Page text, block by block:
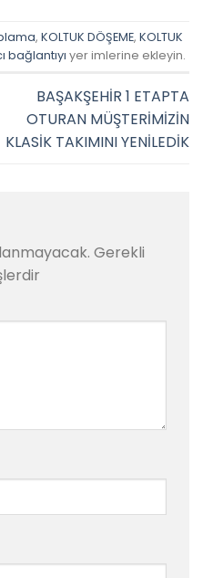
, KOLTUK DÖŞEME, KOLTUK
bağlantıyı yer imlerine ekleyin.
BAŞAKŞEHİR 1 ETAPTA
OTURAN MÜŞTERİMİZİN
KLASİK TAKIMINI YENİLEDİK
Gerekli